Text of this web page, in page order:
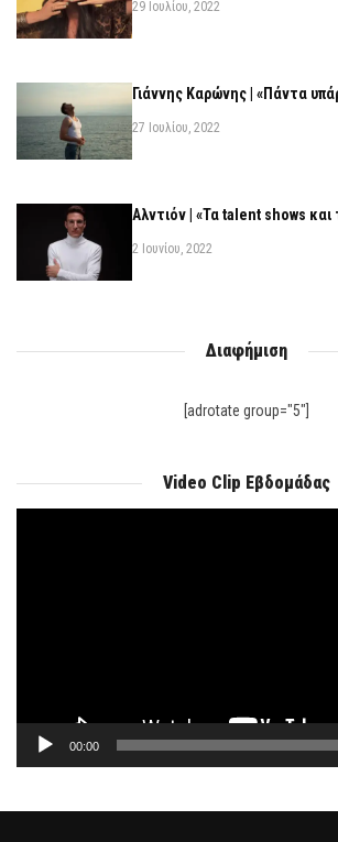
29 Ιουλίου, 2022
Γιάννης Καρώνης | «Πάντα
27 Ιουλίου, 2022
Αλντιόν | «Τα talent shows
2 Ιουνίου, 2022
Διαφήμιση
[adrotate group="5"]
Video Clip Εβδομάδας
00:00